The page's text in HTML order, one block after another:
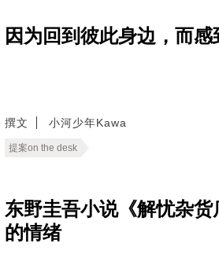
因为回到彼此身边，而
撰文 小河少年Kawa
提案on the desk
东野圭吾小说《解忧杂
的情绪